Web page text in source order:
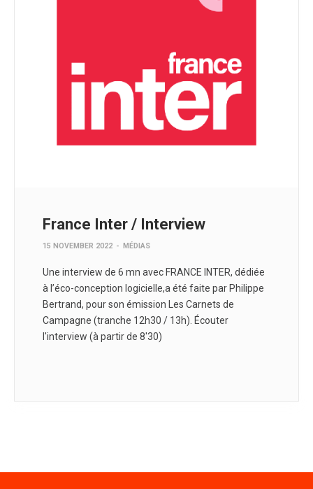
France Inter / Interview
15 NOVEMBER 2022 - MÉDIAS
Une interview de 6 mn avec FRANCE INTER, dédiée
à l’‎éco‬-conception logicielle,a été faite par Philippe
Bertrand, pour son émission Les Carnets de
Campagne (tranche 12h30 / 13h). Écouter
l'interview (à partir de 8'30)